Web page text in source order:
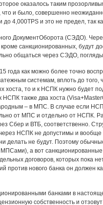
оказалось таким
и было, совершенно
до 4,000TPS и это не предел, так
ДокументОборота (СЭДО).
санкционированных, будут
общаться через СЭДО,
года как можно более точно
системам, вплоть до
хоста, то и к НСПК нужно будет
также два хоста
– в МПС. В случае если
от МПС и отдельно от НСПК.
Сбер и ВТБ, соответственно.
НСПК не допустимы и
делать не будут. Поэтому
а вот
договоров, которых пока
против нового банка он
банками в
собственность и